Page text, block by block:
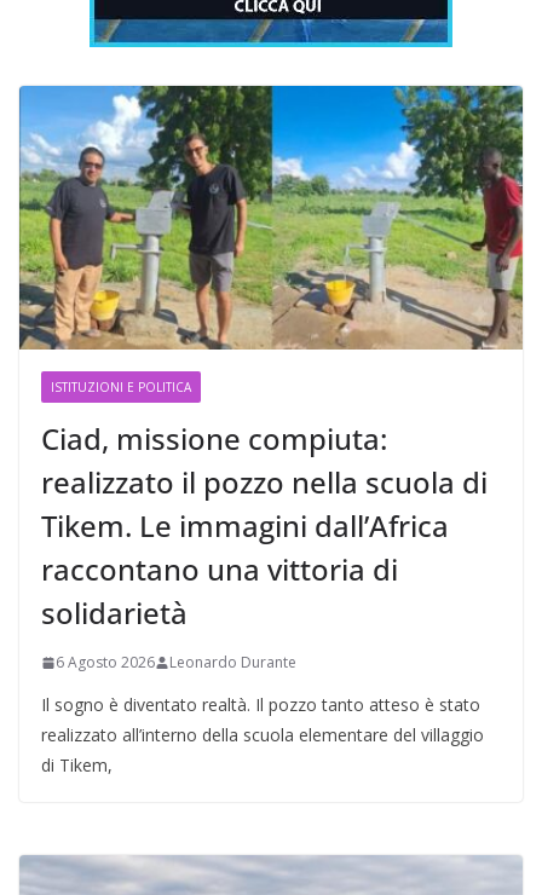
ISTITUZIONI E POLITICA
Ciad, missione compiuta:
realizzato il pozzo nella scuola di
Tikem. Le immagini dall’Africa
raccontano una vittoria di
solidarietà
6 Agosto 2026 Leonardo Durante
Il sogno è diventato realtà. Il pozzo tanto atteso è stato
realizzato all’interno della scuola elementare del villaggio
di Tikem,